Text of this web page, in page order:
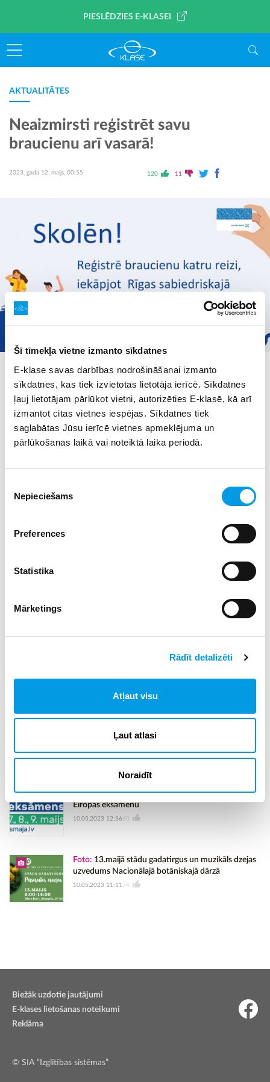
Šī tīmekļa vietne izmanto sīkdatnes
E-klase savas darbības nodrošināšanai izmanto
sīkdatnes, kas tiek izvietotas lietotāja ierīcē. Sīkdatnes
ļauj lietotājam pārlūkot vietni, autorizēties E-klasē, kā arī
izmantot citas vietnes iespējas. Sīkdatnes tiek
saglabātas Jūsu ierīcē vietnes apmeklējuma un
pārlūkošanas laikā vai noteiktā laika periodā.
izvēle
Nepieciešams
Preferences
Statistika
Mārketings
Rādīt detalizēti
Atļaut visu
Ļaut atlasi
Noraidīt
PIESLĒDZIES E-KLASEI
AKTUALITĀTES
Neaizmirsti reģistrēt savu
braucienu arī vasarā!
2023. gada 12. maijs, 00:55 120 11
Arī tiem skolēniem, kuri Rīgas sabiedriskajā
transportā brauc bez maksas, ir pienākums katru
reizi reģistrēt braucienu!
daudzums katrā transportlīdzeklī, lai nodrošinātu
uzlabojumus sabiedriskā transporta kursēšanā!
viņam var piemērot sodu!
Nāc uz RJA Bakalaura programmas
komunikācijas tehnoloģiju drošības pārvaldības
risinājuma izstrāde (BICTSeMS)” aktualitātes
Rekords sasniegts - 42 326 dalībnieki nokārto
Eiropas eksāmenu
10.05.2023 12:36 80
Foto: 13.maijā stādu gadatirgus un muzikāls dzejas
uzvedums Nacionālajā botāniskajā dārzā
10.05.2023 11:11 74
Biežāk uzdotie jautājumi
E-klases lietošanas noteikumi
Reklāma
© SIA “Izglītības sistēmas”